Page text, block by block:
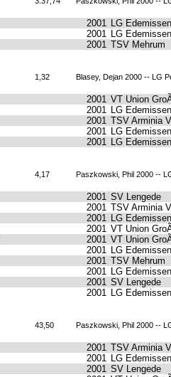
2001 LG
2001 LG
2001 TSV Mehrum
1,32 Blasey, Dejan 2000 -- LG
2001 VT Union
2001 LG
2001 TSV Arminia
2001 LG
2001 LG
4,17 Paszkowski, Phil 2000 --
2001 SV Lengede
2001 TSV Arminia
2001 LG
2001 VT Union
2001 VT Union
2001 LG
2001 TSV Mehrum
2001 LG
2001 SV Lengede
2001 LG
43,50 Paszkowski, Phil 2000 --
2001 TSV Arminia
2001 LG
2001 SV Lengede